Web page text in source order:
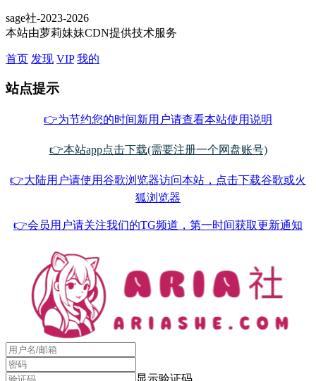
sage社-2023-2026
本站由萝莉妹妹CDN提供技术服务
首页 发现 VIP 我的
站点提示
👉为节约您的时间新用户请查看本站使用说明
👉本站app点击下载(需要注册一个网盘账号)
👉大陆用户请使用谷歌浏览器访问本站，点击下载谷歌或火
狐浏览器
👉会员用户请关注我们的TG频道，第一时间获取更新通知